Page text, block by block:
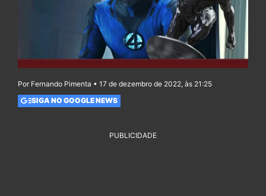
Por Fernando Pimenta • 17 de dezembro de 2022, às 21:25
SIGA NO GOOGLE NEWS
PUBLICIDADE